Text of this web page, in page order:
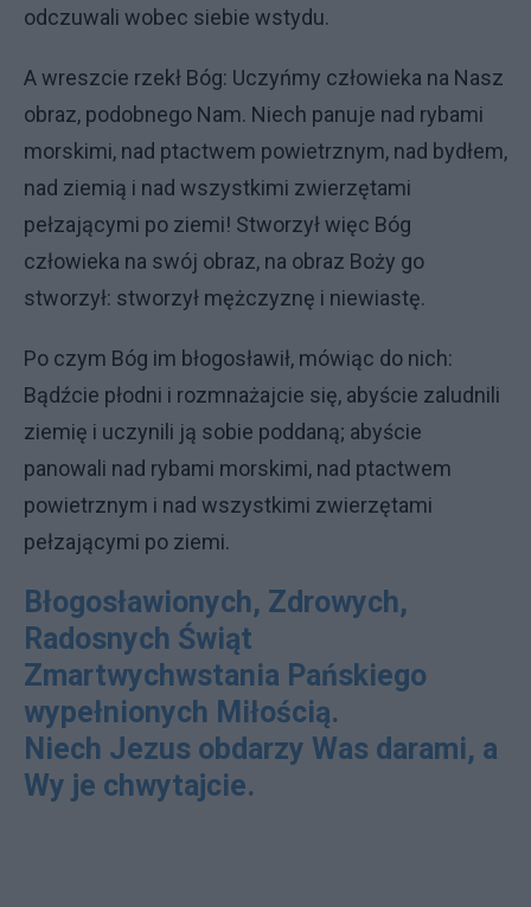
odczuwali wobec siebie wstydu.
A wreszcie rzekł Bóg: Uczyńmy człowieka na Nasz
obraz, podobnego Nam. Niech panuje nad rybami
morskimi, nad ptactwem powietrznym, nad bydłem,
nad ziemią i nad wszystkimi zwierzętami
pełzającymi po ziemi! Stworzył więc Bóg
człowieka na swój obraz, na obraz Boży go
stworzył: stworzył mężczyznę i niewiastę.
Po czym Bóg im błogosławił, mówiąc do nich:
Bądźcie płodni i rozmnażajcie się, abyście zaludnili
ziemię i uczynili ją sobie poddaną; abyście
panowali nad rybami morskimi, nad ptactwem
powietrznym i nad wszystkimi zwierzętami
pełzającymi po ziemi.
Błogosławionych, Zdrowych,
Radosnych Świąt
Zmartwychwstania Pańskiego
wypełnionych Miłością.
Niech Jezus obdarzy Was darami, a
Wy je chwytajcie.